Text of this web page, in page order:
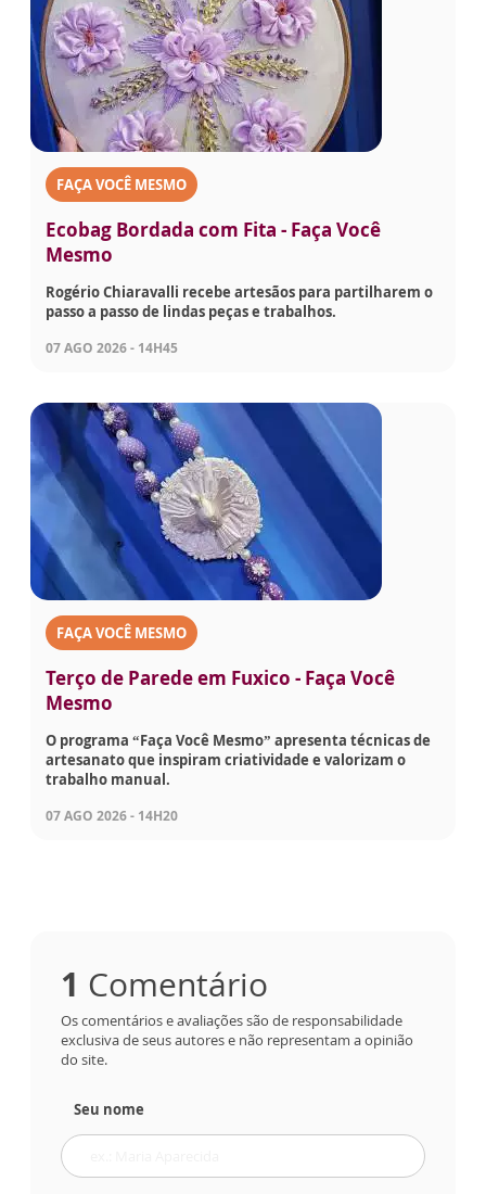
FAÇA VOCÊ MESMO
Ecobag Bordada com Fita - Faça Você
Mesmo
Rogério Chiaravalli recebe artesãos para partilharem o
passo a passo de lindas peças e trabalhos.
07 AGO 2026 - 14H45
FAÇA VOCÊ MESMO
Terço de Parede em Fuxico - Faça Você
Mesmo
O programa “Faça Você Mesmo” apresenta técnicas de
artesanato que inspiram criatividade e valorizam o
trabalho manual.
07 AGO 2026 - 14H20
1 Comentário
Os comentários e avaliações são de responsabilidade
exclusiva de seus autores e não representam a opinião
do site.
Seu nome